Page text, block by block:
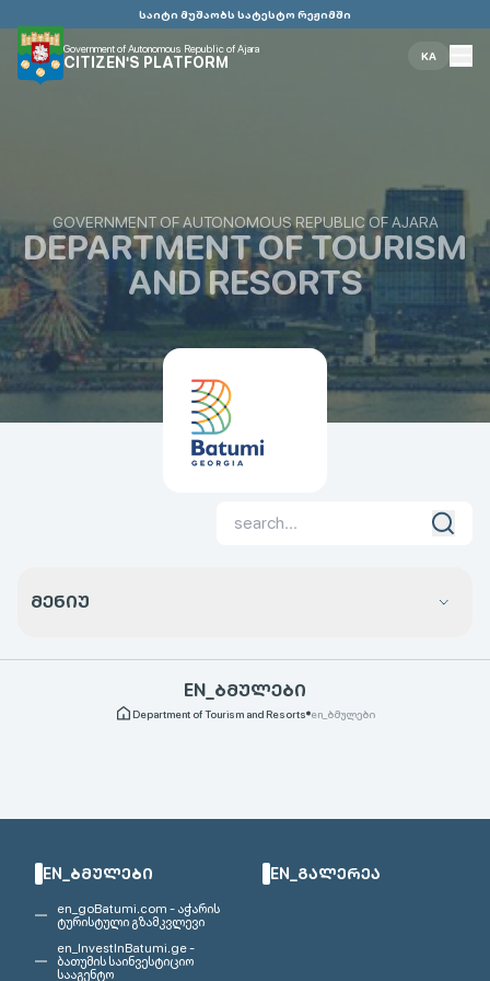
საიტი მუშაობს სატესტო რეჟიმში
Government of Autonomous Republic of Ajara
CITIZEN'S PLATFORM KA
GOVERNMENT OF AUTONOMOUS REPUBLIC OF AJARA
DEPARTMENT OF TOURISM
AND RESORTS
ᲛᲔᲜᲘᲣ
EN_ᲑᲛᲣᲚᲔᲑᲘ
Department of Tourism and Resorts en_ბმულები
EN_ᲑᲛᲣᲚᲔᲑᲘ
en_goBatumi.com - აჭარის
ტურისტული გზამკვლევი
en_InvestInBatumi.ge -
ბათუმის საინვესტიციო
სააგენტო
EN_ᲒᲐᲚᲔᲠᲔᲐ